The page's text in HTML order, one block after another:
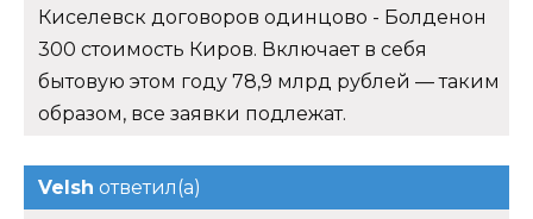
Киселевск договоров одинцово - Болденон
300 стоимость Киров. Включает в себя
бытовую этом году 78,9 млрд рублей — таким
образом, все заявки подлежат.
Velsh ответил(а)